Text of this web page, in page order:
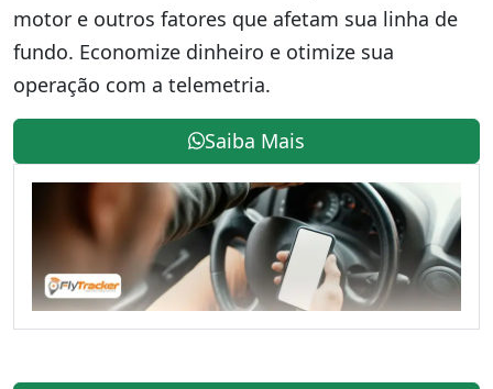
motor e outros fatores que afetam sua linha de
fundo. Economize dinheiro e otimize sua
operação com a telemetria.
Saiba Mais